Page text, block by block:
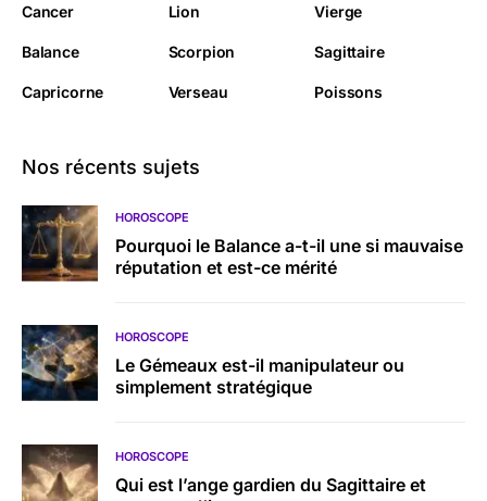
Cancer Lion Vierge
Balance Scorpion Sagittaire
Capricorne Verseau Poissons
Nos récents sujets
HOROSCOPE
Pourquoi le Balance a-t-il une si mauvaise
réputation et est-ce mérité
HOROSCOPE
Le Gémeaux est-il manipulateur ou
simplement stratégique
HOROSCOPE
Qui est l’ange gardien du Sagittaire et